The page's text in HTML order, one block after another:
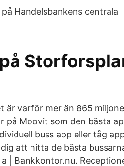
Handelsbankens centrala
är varför mer än 865
på Moovit som den bästa
buss app eller tåg
att hitta de bästa
| Bankkontor.nu.